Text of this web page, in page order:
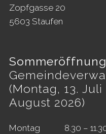
Zopfgasse 20
5603 Staufen
(Montag, 13. Juli
August 2026)
Montag
8.30 –